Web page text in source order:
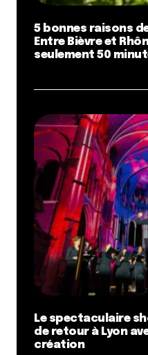
5 bonnes raisons
Entre Bièvre et
seulement 50
Le spectaculaire
de retour à Lyon
création